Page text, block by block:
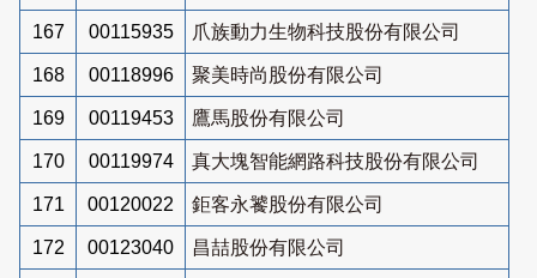
167 00115935 爪族動力生物科技股份有限公司
168 00118996 聚美時尚股份有限公司
169 00119453 鷹馬股份有限公司
170 00119974 真大塊智能網路科技股份有限公司
171 00120022 鉅客永饕股份有限公司
172 00123040 昌喆股份有限公司